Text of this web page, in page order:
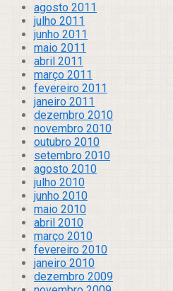
agosto 2011
julho 2011
junho 2011
maio 2011
abril 2011
março 2011
fevereiro 2011
janeiro 2011
dezembro 2010
novembro 2010
outubro 2010
setembro 2010
agosto 2010
julho 2010
junho 2010
maio 2010
abril 2010
março 2010
fevereiro 2010
janeiro 2010
dezembro 2009